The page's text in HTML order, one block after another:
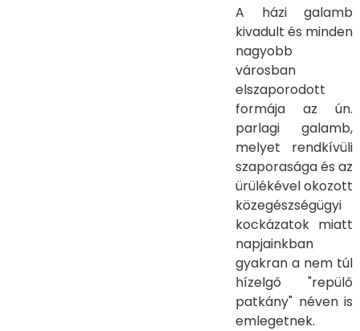
A házi galamb
kivadult és minden
nagyobb
városban
elszaporodott
formája az ún.
parlagi galamb,
melyet rendkívüli
szaporasága és az
ürülékével okozott
közegészségügyi
kockázatok miatt
napjainkban
gyakran a nem túl
hízelgő "repülő
patkány" néven is
emlegetnek.